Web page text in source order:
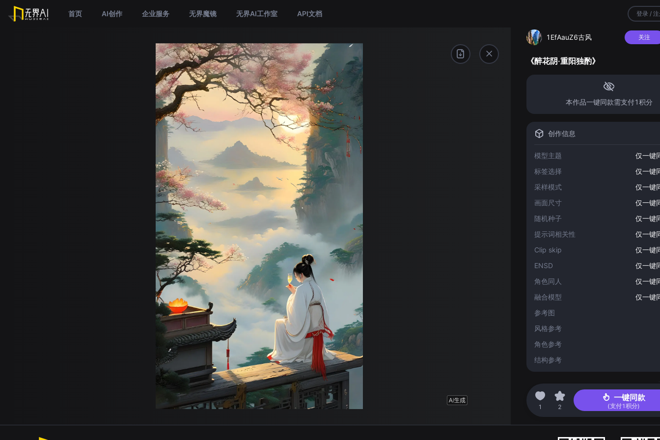
首页 AI创作 企业服务 无界魔镜 无界AI工作室 API文档 登录 /
1EfAauZ6古风 关注
《醉花阴·重阳独酌》
本作品一键同款需支付1积分
创作信息
模型主题
仅一键
标签选择
仅一键
采样模式
仅一键
画面尺寸
仅一键
随机种子
仅一键
提示词相关性
仅一键
Clip skip
仅一键
ENSD
仅一键
角色同人
仅一键
融合模型
仅一键
参考图
风格参考
角色参考
结构参考
2024-07-24 12:24
1 2
一键同款
(支付1积分)